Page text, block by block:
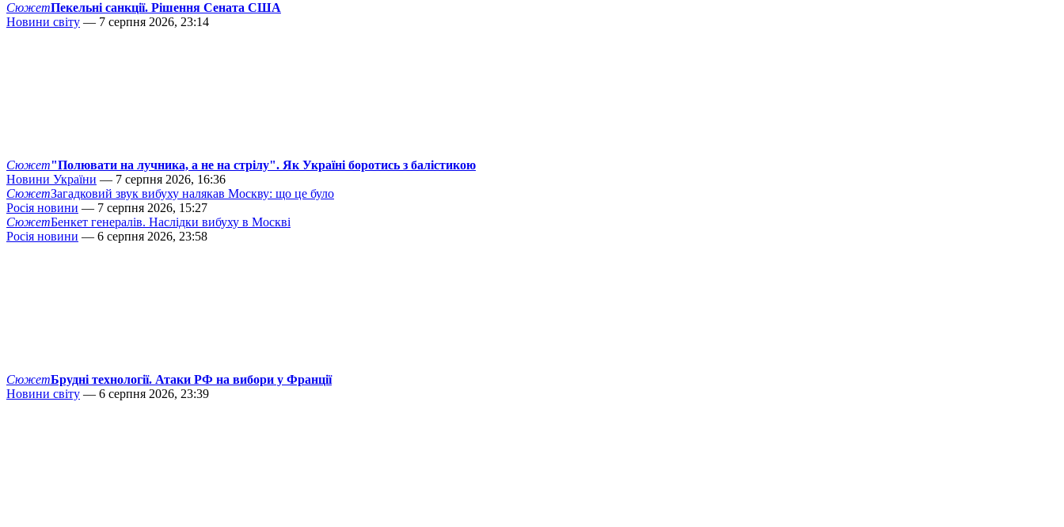
СюжетПекельні санкції. Рішення Сената США
Новини світу — 7 серпня 2026, 23:14
Сюжет"Полювати на лучника, а не на стрілу". Як Україні боротись з балістикою
Новини України — 7 серпня 2026, 16:36
СюжетЗагадковий звук вибуху налякав Москву: що це було
Росія новини — 7 серпня 2026, 15:27
СюжетБенкет генералів. Наслідки вибуху в Москві
Росія новини — 6 серпня 2026, 23:58
СюжетБрудні технології. Атаки РФ на вибори у Франції
Новини світу — 6 серпня 2026, 23:39